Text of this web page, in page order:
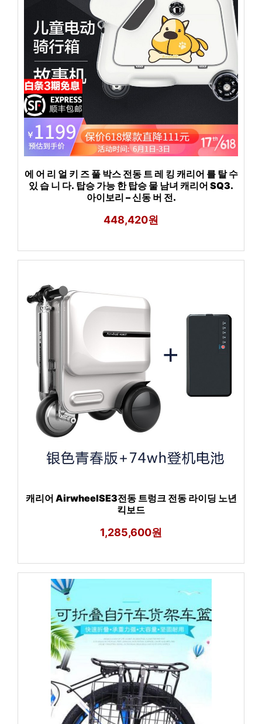
에 어 리 얼 키 즈 풀 박스 전동 트 레 킹 캐리어 를 탈 수
있 습 니 다. 탑승 가능 한 탑승 물 남녀 캐리어 SQ3.
아이보리 – 신동 버 전.
448,420원
캐리어 AirwheelSE3전동 트렁크 전동 라이딩 노년
킥보드
1,285,600원